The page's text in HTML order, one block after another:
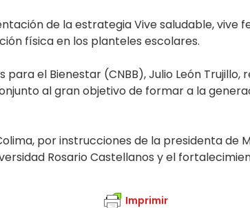
de la estrategia Vive saludable, vive
física en los planteles escolares.
el Bienestar (CNBB), Julio León
al gran objetivo de formar a la
por instrucciones de la presidenta
Rosario Castellanos y el
Imprimir